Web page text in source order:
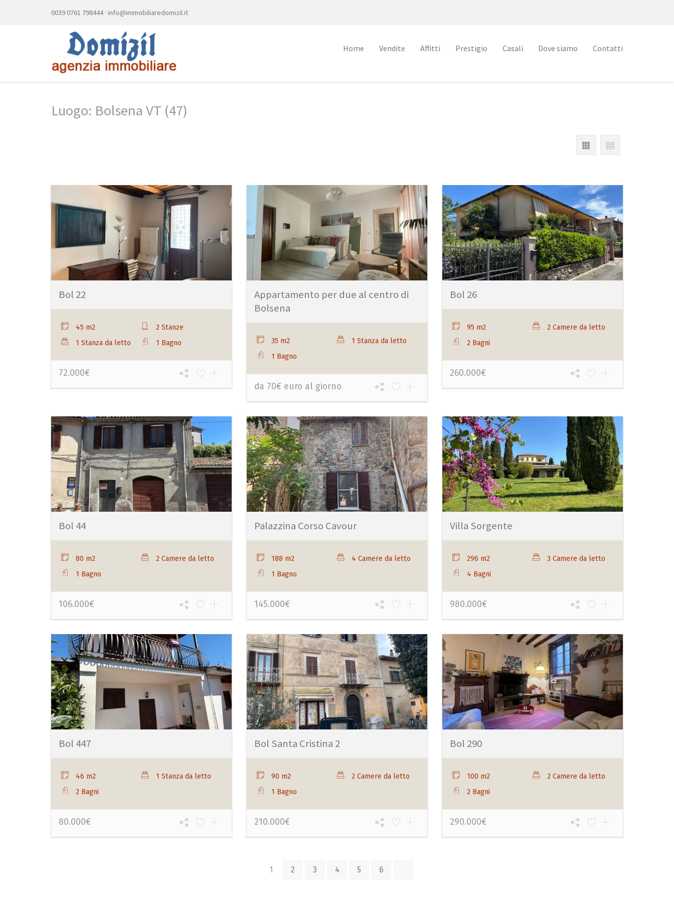
0039 0761 798444· info@immobiliaredomizil.it
Home Vendite Affitti Prestigio Casali Dove siamo Contatti
Luogo: Bolsena VT (47)
Bol 22
45 m2
2 Stanze
1 Stanza da letto
1 Bagno
72.000€
Appartamento per due al centro di
Bolsena
35 m2
1 Stanza da letto
1 Bagno
da 70€ euro al giorno
Bol 26
95 m2
2 Camere da letto
2 Bagni
260.000€
Bol 44
80 m2
2 Camere da letto
1 Bagno
106.000€
Palazzina Corso Cavour
188 m2
4 Camere da letto
1 Bagno
145.000€
Villa Sorgente
296 m2
3 Camere da letto
4 Bagni
980.000€
Bol 447
46 m2
1 Stanza da letto
2 Bagni
80.000€
Bol Santa Cristina 2
90 m2
2 Camere da letto
1 Bagno
210.000€
Bol 290
100 m2
2 Camere da letto
2 Bagni
290.000€
1 2 3 4 5 6